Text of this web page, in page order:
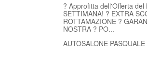
? Approfitta dell'Offerta del
SETTIMANA! ? EXTRA
ROTTAMAZIONE ?
NOSTRA ? PO...
AUTOSALONE PASQUALE